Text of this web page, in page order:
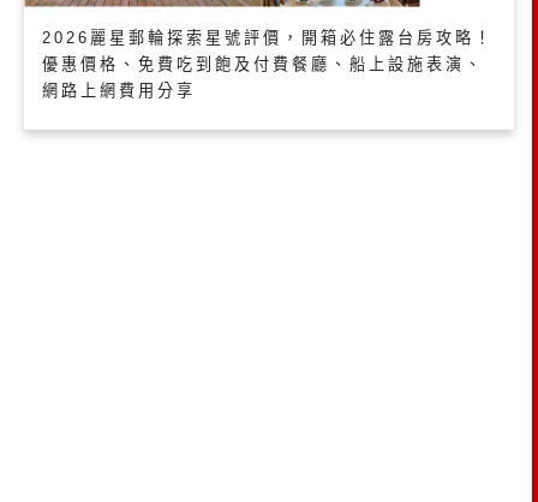
2026麗星郵輪探索星號評價，開箱必住露台房攻略！
優惠價格、免費吃到飽及付費餐廳、船上設施表演、
網路上網費用分享